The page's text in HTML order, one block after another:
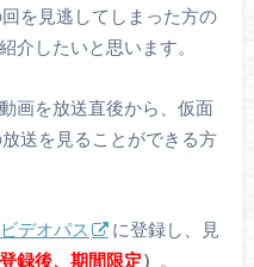
を見逃してしまった方の
介したいと思います。
画を放送直後から、仮面
送を見ることができる方
デオパス
に登録し、見
録後、期間限定） 。